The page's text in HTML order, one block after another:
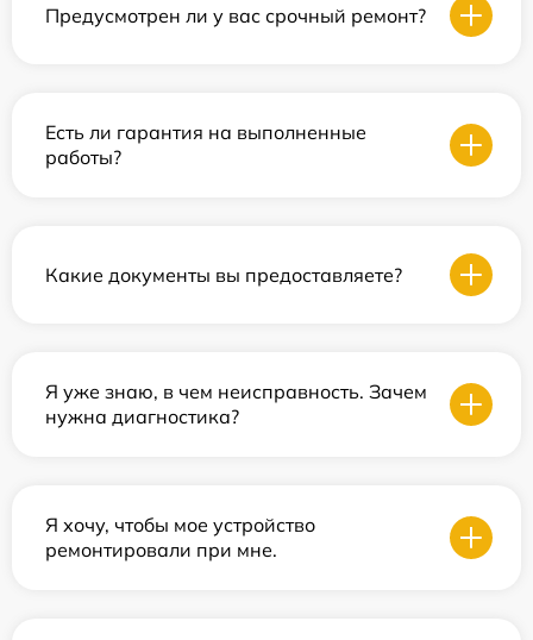
Предусмотрен ли у вас срочный ремонт?
Есть ли гарантия на выполненные
работы?
Какие документы вы предоставляете?
Я уже знаю, в чем неисправность. Зачем
нужна диагностика?
Я хочу, чтобы мое устройство
ремонтировали при мне.